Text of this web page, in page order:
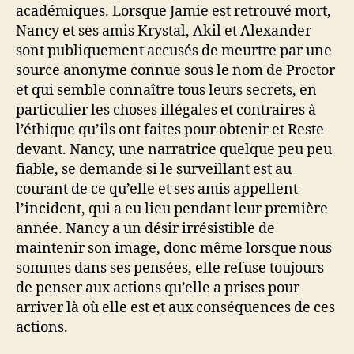
académiques. Lorsque Jamie est retrouvé mort,
Nancy et ses amis Krystal, Akil et Alexander
sont publiquement accusés de meurtre par une
source anonyme connue sous le nom de Proctor
et qui semble connaître tous leurs secrets, en
particulier les choses illégales et contraires à
l’éthique qu’ils ont faites pour obtenir et Reste
devant. Nancy, une narratrice quelque peu peu
fiable, se demande si le surveillant est au
courant de ce qu’elle et ses amis appellent
l’incident, qui a eu lieu pendant leur première
année. Nancy a un désir irrésistible de
maintenir son image, donc même lorsque nous
sommes dans ses pensées, elle refuse toujours
de penser aux actions qu’elle a prises pour
arriver là où elle est et aux conséquences de ces
actions.